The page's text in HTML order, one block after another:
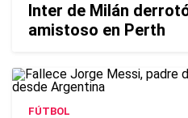
Inter de Milán
amistoso en Perth
FÚTBOL